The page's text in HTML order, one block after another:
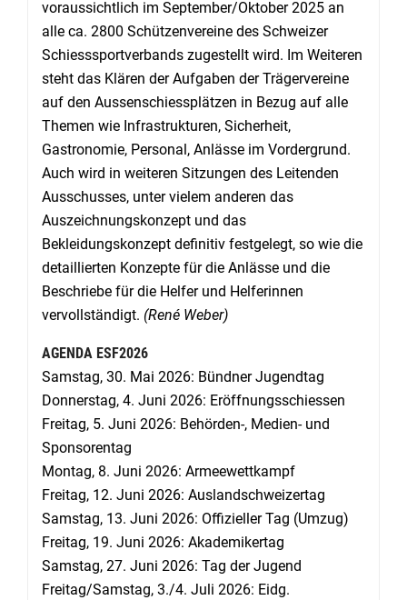
voraussichtlich im September/Oktober 2025 an
alle ca. 2800 Schützenvereine des Schweizer
Schiesssportverbands zugestellt wird. Im Weiteren
steht das Klären der Aufgaben der Trägervereine
auf den Aussenschiessplätzen in Bezug auf alle
Themen wie Infrastrukturen, Sicherheit,
Gastronomie, Personal, Anlässe im Vordergrund.
Auch wird in weiteren Sitzungen des Leitenden
Ausschusses, unter vielem anderen das
Auszeichnungskonzept und das
Bekleidungskonzept definitiv festgelegt, so wie die
detaillierten Konzepte für die Anlässe und die
Beschriebe für die Helfer und Helferinnen
vervollständigt. (René Weber)
AGENDA ESF2026
Samstag, 30. Mai 2026: Bündner Jugendtag
Donnerstag, 4. Juni 2026: Eröffnungsschiessen
Freitag, 5. Juni 2026: Behörden-, Medien- und
Sponsorentag
Montag, 8. Juni 2026: Armeewettkampf
Freitag, 12. Juni 2026: Auslandschweizertag
Samstag, 13. Juni 2026: Offizieller Tag (Umzug)
Freitag, 19. Juni 2026: Akademikertag
Samstag, 27. Juni 2026: Tag der Jugend
Freitag/Samstag, 3./4. Juli 2026: Eidg.